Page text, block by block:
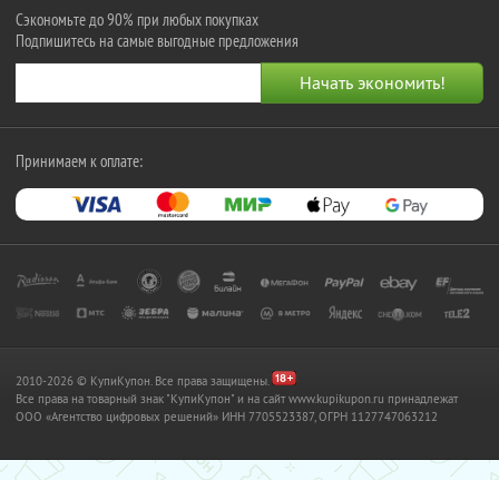
Сэкономьте до 90% при любых покупках
Подпишитесь на самые выгодные предложения
Принимаем к оплате:
2010-2026 © КупиКупон. Все права защищены.
Все права на товарный знак "КупиКупон" и на сайт www.kupikupon.ru принадлежат
OOO «Агентство цифровых решений» ИНН 7705523387, ОГРН 1127747063212